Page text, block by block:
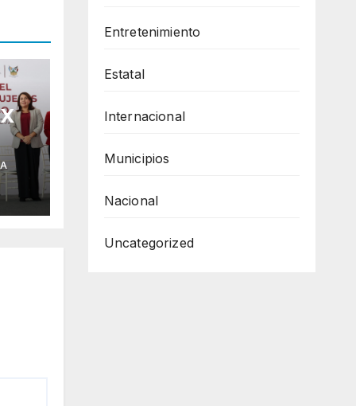
Entretenimiento
Estatal
Internacional
Municipios
Nacional
Uncategorized